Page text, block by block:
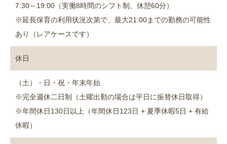
7:30～19:00（実働8時間のシフト制、休憩60分）
※延長保育の利用状況次第で、最大21:00までの勤務の可能性
あり（レアケースです）
休日
（土）・日・祝・年末年始
※完全週休二日制（土曜出勤の場合は平日に振替休日取得）
※年間休日130日以上（年間休日123日 + 夏季休暇5日 + 有給
休暇）